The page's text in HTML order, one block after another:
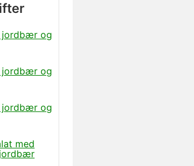
jordbær og
jordbær og
jordbær og
med